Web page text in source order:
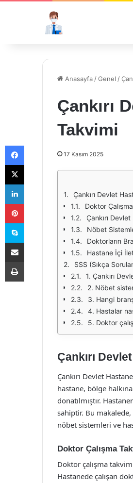
Anasayfa /Genel /
Çankırı
Takvimi
17 Kasım 2025
Çankırı Devlet
Doktor
Çankırı
Nöbet
Doktorların
Hastane İçi
SSS (Sıkça
1. Çankırı
2. Nöbet
3. Hangi
4. Hastalar
5. Doktor
Çankırı
Çankırı Devlet
hastane, bölge
donatılmıştır.
sahiptir. Bu makalede,
nöbet sistemleri ve
Doktor Çalışma
Doktor çalışma
Hastanede çalışan
Facebook
X
LinkedIn
Pinterest
Skype
E-Posta ile paylaş